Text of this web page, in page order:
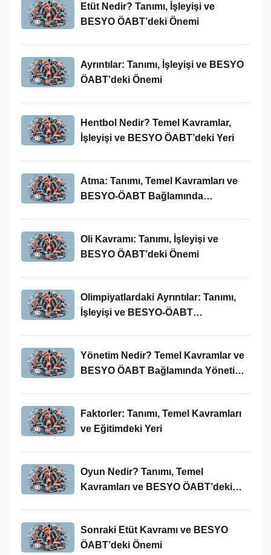
Etüt Nedir? Tanımı, İşleyişi ve
BESYO ÖABT’deki Önemi
Ayrıntılar: Tanımı, İşleyişi ve BESYO
ÖABT’deki Önemi
Hentbol Nedir? Temel Kavramlar,
İşleyişi ve BESYO ÖABT’deki Yeri
Atma: Tanımı, Temel Kavramları ve
BESYO-ÖABT Bağlamında
Oli Kavramı: Tanımı, İşleyişi ve
BESYO ÖABT’deki Önemi
Olimpiyatlardaki Ayrıntılar: Tanımı,
İşleyişi ve BESYO-ÖABT
Yönetim Nedir? Temel Kavramlar ve
BESYO ÖABT Bağlamında Yönetim
Faktorler: Tanımı, Temel Kavramları
ve Eğitimdeki Yeri
Oyun Nedir? Tanımı, Temel
Kavramları ve BESYO ÖABT’deki
Sonraki Etüt Kavramı ve BESYO
ÖABT’deki Önemi